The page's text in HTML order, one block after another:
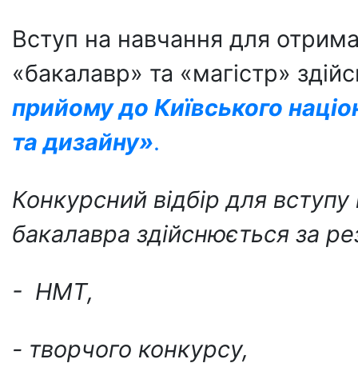
Вступ на навчання для
«бакалавр» та «магістр»
прийому до Київського
та дизайну».
Конкурсний відбір для
бакалавра здійснюється за
- НМТ,
- творчого конкурсу,